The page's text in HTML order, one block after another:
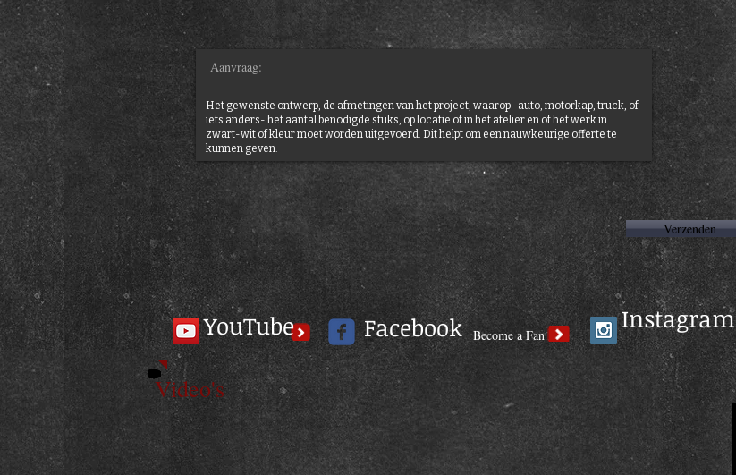
Het gewenste ontwerp, de afmetingen van het project, waarop -auto, motorkap, truck, of
iets anders- het aantal benodigde stuks, op locatie of in het atelier en of het werk in
zwart-wit of kleur moet worden uitgevoerd. Dit helpt om een nauwkeurige offerte te
kunnen geven.
Verzenden
YouTube Facebook Become a Fan
Instagram
Video's